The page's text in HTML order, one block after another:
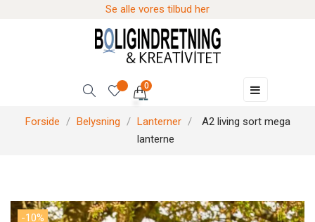
Se alle vores tilbud her
0
Skift
☰
Forside Belysning Lanterner
A2 living sort mega
lanterne
-10%